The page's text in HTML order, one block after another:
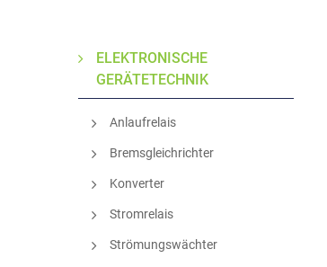
ELEKTRONISCHE
GERÄTETECHNIK
Anlaufrelais
Bremsgleichrichter
Konverter
Stromrelais
Strömungswächter